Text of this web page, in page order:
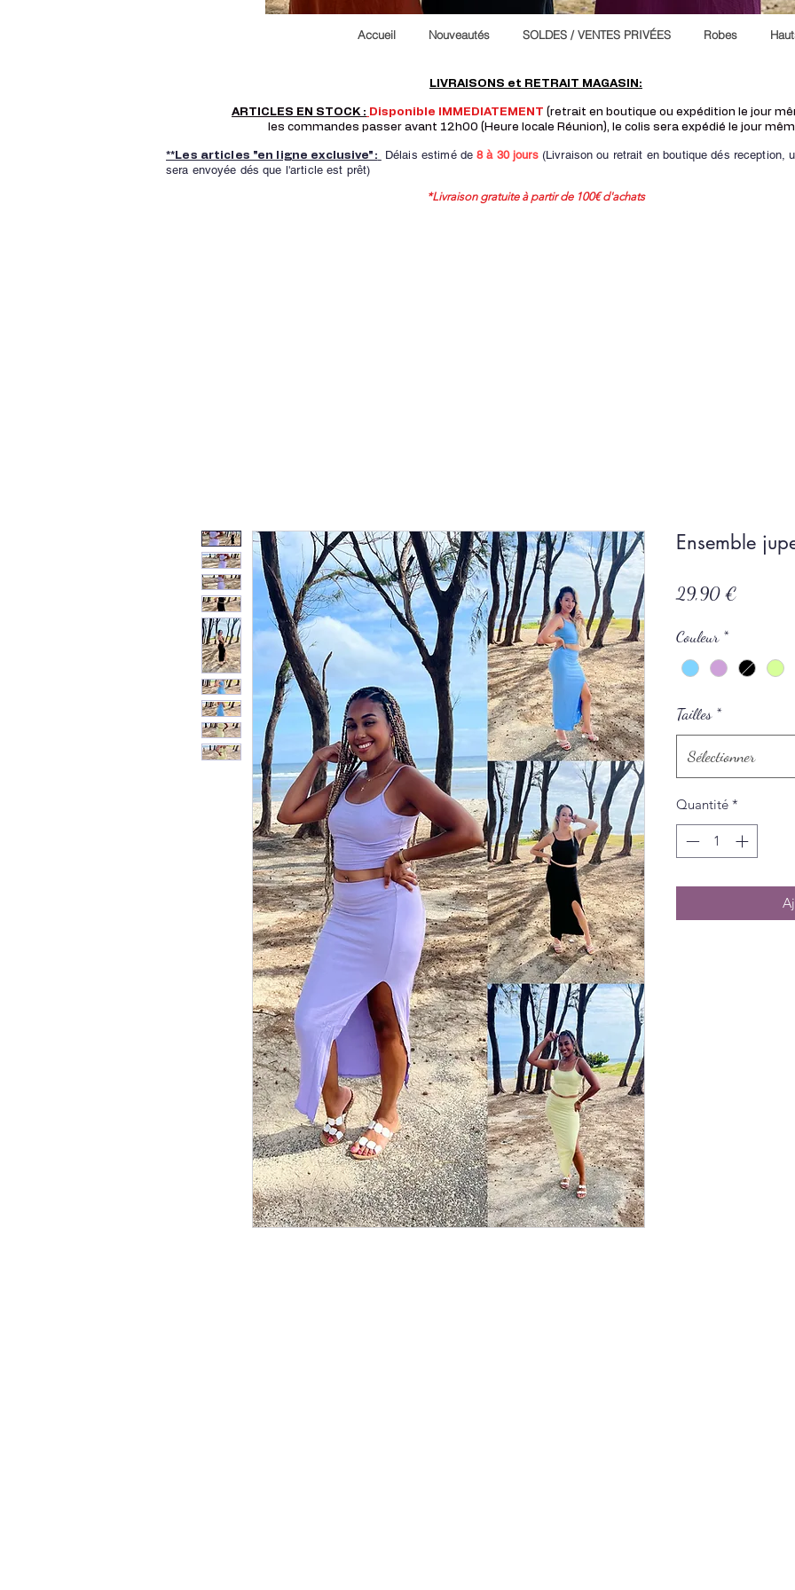
Accueil Nouveautés SOLDES / VENTES PRIVÉES Robes
LIVRAISONS et RETRAIT MAGASIN:
ARTICLES EN STOCK : Disponible IMMEDIATEMENT (retrait en boutique ou expédition le jour
les commandes passer avant 12h00 (Heure locale Réunion), le colis sera expédié le jour
**Les articles "en ligne exclusive": Délais estimé de8 à 30 jours(Livraison ou retrait en boutique dés reception,
sera envoyée dés que l'article est prêt)
*Livraison gratuite à partir de 100€ d'achats
Ensemble
29,90 €
Couleur *
Tailles *
Sélectionner
Quantité *